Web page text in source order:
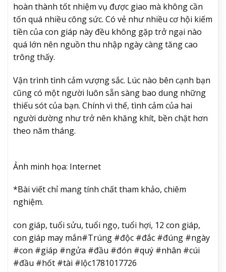
hoàn thành tốt nhiệm vụ được giao mà không cần
tốn quá nhiều công sức. Có vẻ như nhiều cơ hội kiếm
tiền của con giáp này đều không gặp trở ngại nào
quá lớn nên nguồn thu nhập ngày càng tăng cao
trông thấy.
Vận trình tình cảm vượng sắc. Lúc nào bên cạnh bạn
cũng có một người luôn sẵn sàng bao dung những
thiếu sót của bạn. Chính vì thế, tình cảm của hai
người dường như trở nên khăng khít, bền chặt hơn
theo năm tháng.
Ảnh minh họa: Internet
*Bài viết chỉ mang tính chất tham khảo, chiêm
nghiệm.
con giáp, tuổi sửu, tuổi ngọ, tuổi hợi, 12 con giáp,
con giáp may mắn#Trúng #độc #đắc #đúng #ngày
#con #giáp #ngửa #đầu #đón #quý #nhân #cúi
#đầu #hốt #tài #lộc1781017726